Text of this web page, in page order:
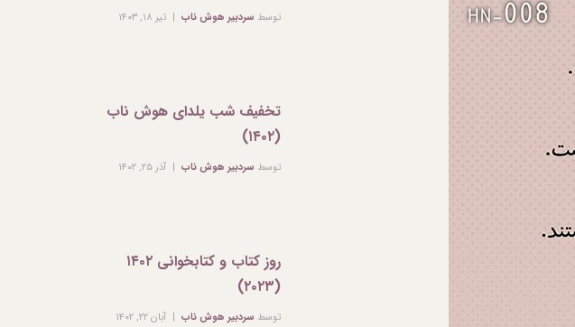
توسط سردبیر هوش ناب تیر ۱۸, ۱۴۰۳
تخفیف شب یلدای هوش ناب
(۱۴۰۲)
توسط سردبیر هوش ناب آذر ۲۵, ۱۴۰۲
روز کتاب و کتابخوانی ۱۴۰۲
(۲۰۲۳)
توسط سردبیر هوش ناب آبان ۲۲, ۱۴۰۲